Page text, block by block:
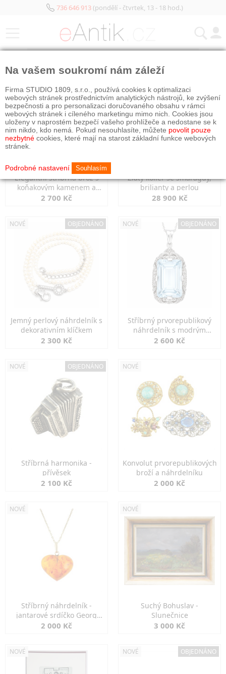
736 646 913(pondělí - čtvrtek, 13 - 18 hod.)
Elegantní stříbrná brož s
koňakovým kamenem a
markazity
2 700 Kč
Zlatý kolier se smaragdy,
brilianty a perlou
28 900 Kč
NOVÉ OBJEDNÁNO
Jemný perlový náhrdelník s
dekorativním klíčkem
2 300 Kč
NOVÉ OBJEDNÁNO
Stříbrný prvorepublikový
náhrdelník s modrým
spinelem
2 600 Kč
NOVÉ OBJEDNÁNO
Stříbrná harmonika -
přívěsek
2 100 Kč
NOVÉ
Konvolut prvorepublikových
broží a náhrdelníku
2 000 Kč
NOVÉ
Stříbrný náhrdelník -
jantarové srdíčko Georg
Kramer
2 000 Kč
NOVÉ
Suchý Bohuslav -
Slunečnice
3 000 Kč
NOVÉ NOVÉ OBJEDNÁNO
Na vašem soukromí nám záleží
Firma STUDIO 1809, s.r.o., používá cookies k optimalizaci
webových stránek prostřednictvím analytických nástrojů, ke zvýšení
bezpečnosti a pro personalizaci doručovaného obsahu v rámci
webových stránek i cíleného marketingu mimo nich. Cookies jsou
uloženy v naprostém bezpečí vašeho prohlížeče a nedostane se k
nim nikdo, kdo nemá. Pokud nesouhlasíte, můžete povolit pouze
nezbytné cookies, které mají na starost základní funkce webových
stránek.
Podrobné nastavení Souhlasím